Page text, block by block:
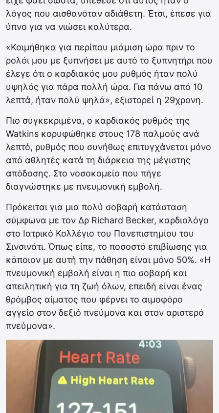
λόγος που αισθανόταν αδιάθετη. Έτσι, έπεσε για
ύπνο για να νιώσει καλύτερα.
«Κοιμήθηκα για περίπου μιάμιση ώρα πριν το
ρολόι μου με ξυπνήσει με αυτό το ξυπνητήρι που
έλεγε ότι ο καρδιακός μου ρυθμός ήταν πολύ
υψηλός για πάρα πολλή ώρα. Για πάνω από 10
λεπτά, ήταν πολύ ψηλά», εξιστορεί η 29χρονη.
Πιο συγκεκριμένα, ο καρδιακός ρυθμός της
Watkins κορυφώθηκε στους 178 παλμούς ανά
λεπτό, ρυθμός που συνήθως επιτυγχάνεται μόνο
από αθλητές κατά τη διάρκεια της μέγιστης
απόδοσης. Στο νοσοκομείο που πήγε
διαγνώστηκε με πνευμονική εμβολή.
Πρόκειται για μια πολύ σοβαρή κατάσταση
σύμφωνα με τον Δρ Richard Becker, καρδιολόγο
στο Ιατρικό Κολλέγιο του Πανεπιστημίου του
Σινσινάτι. Όπως είπε, το ποσοστό επιβίωσης για
κάποιον με αυτή την πάθηση είναι μόνο 50%. «Η
πνευμονική εμβολή είναι η πιο σοβαρή και
απειλητική για τη ζωή όλων, επειδή είναι ένας
θρόμβος αίματος που φέρνει το αιμοφόρο
αγγείο στον δεξιό πνεύμονα και στον αριστερό
πνεύμονα».